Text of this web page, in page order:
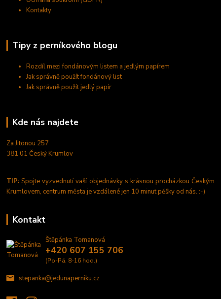
Kontakty
Tipy z perníkového blogu
Rozdíl mezi fondánovým listem a jedlým papírem
Jak správně použít fondánový list
Jak správně použít jedlý papír
Kde nás najdete
Za Jitonou 257
381 01 Český Krumlov
TIP: Spojte vyzvednutí vaší objednávky s krásnou procházkou Českým
Krumlovem, centrum města je vzdálené jen 10 minut pěšky od nás. :-)
Kontakt
Štěpánka Tomanová
+420 607 155 706
(Po-Pá, 8-16 hod.)
stepanka@jedunaperniku.cz